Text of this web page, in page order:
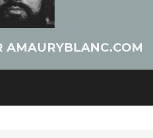
AMAURYBLANC.COM